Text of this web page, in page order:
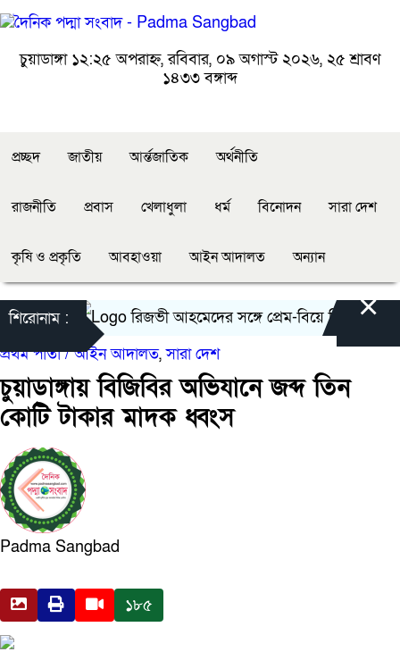
চুয়াডাঙ্গা ১২:২৫ অপরাহ্ন, রবিবার, ০৯ অগাস্ট ২০২৬, ২৫ শ্রাবণ
১৪৩৩ বঙ্গাব্দ
প্রচ্ছদ জাতীয় আর্ন্তজাতিক অর্থনীতি
রাজনীতি প্রবাস খেলাধুলা ধর্ম বিনোদন সারা দেশ
কৃষি ও প্রকৃতি আবহাওয়া আইন আদালত অন্যান
শিরোনাম : রিজভী আহমেদের সঙ্গে প্রেম-বিয়ে নিয়ে যা ×
প্রথম পাতা / আইন আদালত,সারা দেশ
চুয়াডাঙ্গায় বিজিবির অভিযানে জব্দ তিন
কোটি টাকার মাদক ধ্বংস
Padma Sangbad
১৮৫